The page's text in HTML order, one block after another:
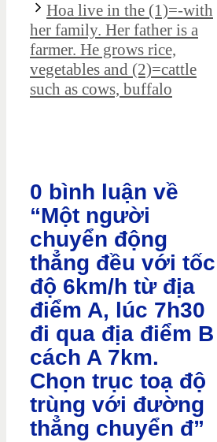
Hoa live in the (1)=-with
her family. Her father is a
farmer. He grows rice,
vegetables and (2)=cattle
such as cows, buffalo
0 bình luận về
“Một người
chuyển động
thẳng đều với tốc
độ 6km/h từ địa
điểm A, lúc 7h30
đi qua địa điểm B
cách A 7km.
Chọn trục toạ độ
trùng với đường
thẳng chuyển đ”